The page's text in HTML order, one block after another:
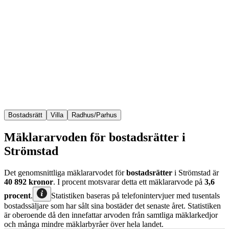
Bostadsrätt Villa Radhus/Parhus
Mäklararvoden för bostadsrätter i
Strömstad
Det genomsnittliga mäklararvodet förbostadsrätter i Strömstad är
40 892 kronor. I procent motsvarar detta ett mäklararvode på 3,6
procent.
Statistiken baseras på telefonintervjuer med tusentals
bostadssäljare som har sålt sina bostäder det senaste året. Statistiken
är oberoende då den innefattar arvoden från samtliga mäklarkedjor
och många mindre mäklarbyråer över hela landet.